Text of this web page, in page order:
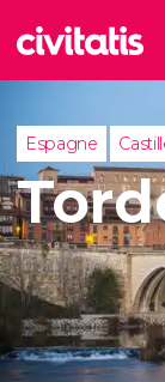
Espagne